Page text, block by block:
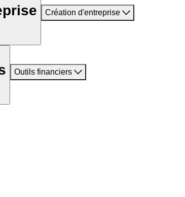
Création d'entreprise
Outils financiers